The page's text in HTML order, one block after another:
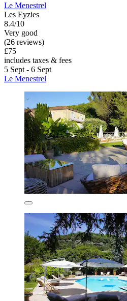
Le Menestrel
Les Eyzies
8.4/10
Very good
(26 reviews)
£75
includes taxes & fees
5 Sept - 6 Sept
Le Menestrel